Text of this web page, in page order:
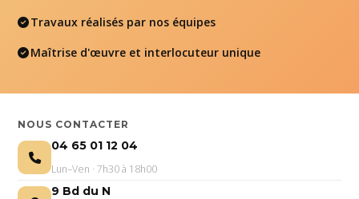
Travaux réalisés par nos équipes
Maîtrise d'œuvre et interlocuteur unique
NOUS CONTACTER
04 65 01 12 04
Lun–Ven · 7h30 à 18h00
9 Bd du N